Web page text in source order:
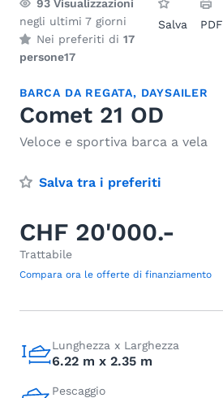
93 Visualizzazioni
negli ultimi 7 giorni
Nei preferiti di 17
persone17
Salva PDF
BARCA DA REGATA, DAYSAILER
Comet 21 OD
Veloce e sportiva barca a vela
Salva tra i preferiti
CHF 20'000.-
Trattabile
Compara ora le offerte di finanziamento
Lunghezza x Larghezza
6.22 m x 2.35 m
Pescaggio